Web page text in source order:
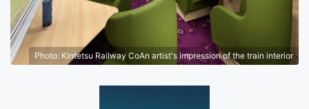
Photo: Kintetsu Railway CoAn artist's impression of the train interior